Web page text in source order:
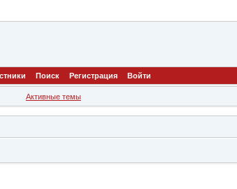
Поиск Регистрация Войти
Активные темы